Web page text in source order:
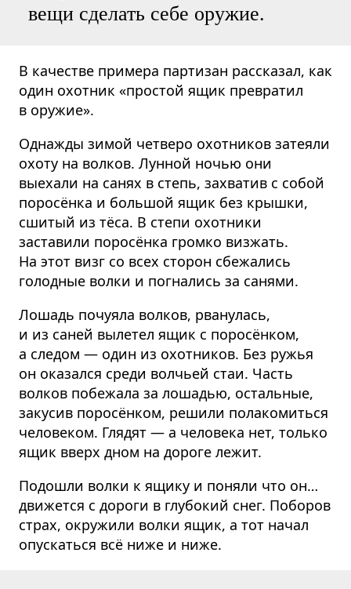
вещи сделать себе оружие.
В качестве примера партизан рассказал, как
один охотник «простой ящик превратил
в оружие».
Однажды зимой четверо охотников затеяли
охоту на волков. Лунной ночью они
выехали на санях в степь, захватив с собой
поросёнка и большой ящик без крышки,
сшитый из тёса. В степи охотники
заставили поросёнка громко визжать.
На этот визг со всех сторон сбежались
голодные волки и погнались за санями.
Лошадь почуяла волков, рванулась,
и из саней вылетел ящик с поросёнком,
а следом — один из охотников. Без ружья
он оказался среди волчьей стаи. Часть
волков побежала за лошадью, остальные,
закусив поросёнком, решили полакомиться
человеком. Глядят — а человека нет, только
ящик вверх дном на дороге лежит.
Подошли волки к ящику и поняли что он…
движется с дороги в глубокий снег. Поборов
страх, окружили волки ящик, а тот начал
опускаться всё ниже и ниже.